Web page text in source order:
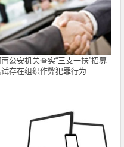
公安机关查实“三支一扶”招募
存在组织作弊犯罪行为